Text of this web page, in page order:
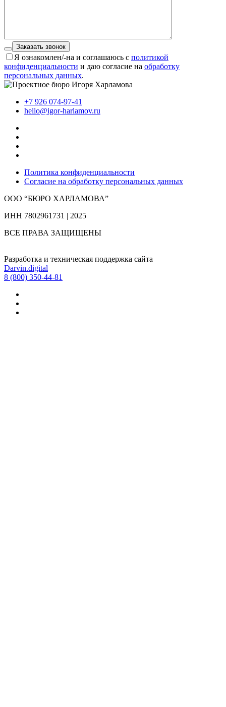
Заказать звонок
Я ознакомлен/-на и соглашаюсь с политикой
конфиденциальности и даю согласие на обработку
персональных данных.
+7 926 074-97-41
hello@igor-harlamov.ru
Политика конфиденциальности
Согласие на обработку персональных данных
ООО “БЮРО ХАРЛАМОВА”
ИНН 7802961731 | 2025
ВСЕ ПРАВА ЗАЩИЩЕНЫ
Разработка и техническая поддержка сайта
Darvin.digital
8 (800) 350-44-81